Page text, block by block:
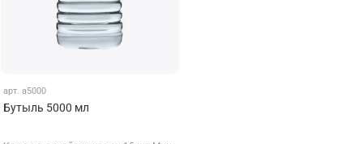
арт.a5000
Бутыль 5000 мл